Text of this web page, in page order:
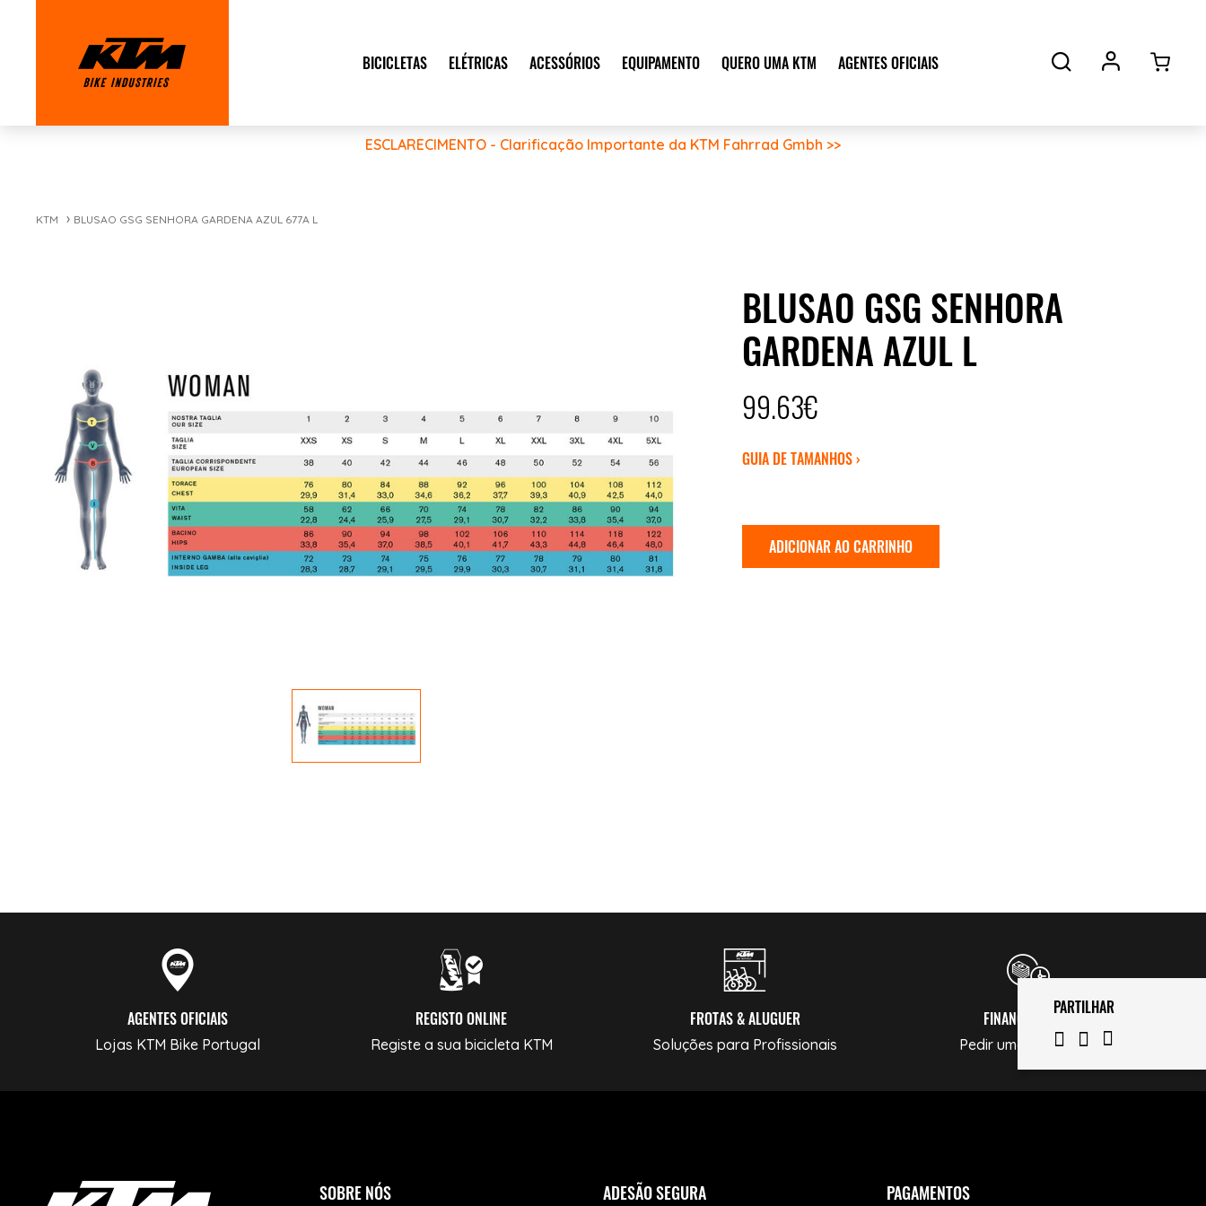
BICICLETAS ELÉTRICAS ACESSÓRIOS EQUIPAMENTO QUERO UMA KTM AGENTES OFICIAIS
ESCLARECIMENTO - Clarificação Importante da KTM Fahrrad Gmbh >>
KTM BLUSAO GSG SENHORA GARDENA AZUL 677A L
PARTILHAR
BLUSAO GSG SENHORA
GARDENA AZUL L
99.63€
GUIA DE TAMANHOS ›
ADICIONAR AO CARRINHO
AGENTES OFICIAIS
Lojas KTM Bike Portugal
REGISTO ONLINE
Registe a sua bicicleta KTM
FROTAS & ALUGUER
Soluções para Profissionais
FINANCIAMENTO
Pedir uma Simulação
SOBRE NÓS ADESÃO SEGURA PAGAMENTOS